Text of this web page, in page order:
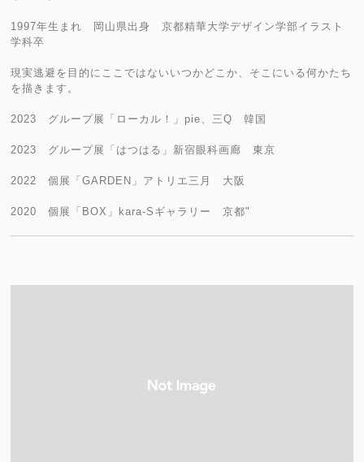
1997年生まれ 岡山県出身 京都精華大学デザイン学部イラスト
学科卒
現実逃避を目的にここではないいつかどこか、そこにいる何かたち
を描きます。
2023 グループ展「ローカル！」pie、三Q 韓国
2023 グループ展「はつはる」新宿眼科画廊 東京
2022 個展「GARDEN」アトリエ三月 大阪
2020 個展「BOX」kara-Sギャラリー 京都"